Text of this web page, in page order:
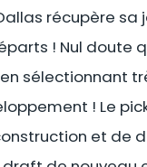
récupère
! Nul doute
sélectionnant
! Le
et de